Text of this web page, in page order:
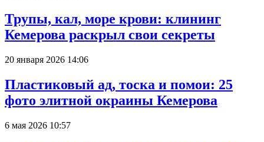
Трупы, кал, море крови: клининг
Кемерова раскрыл свои секреты
20 января 2026 14:06
Пластиковый ад, тоска и помои: 25
фото элитной окраины Кемерова
6 мая 2026 10:57